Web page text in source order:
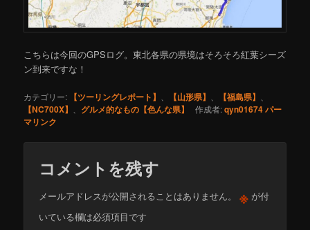
こちらは今回のGPSログ。東北各県の県境はそろそろ紅葉シーズ
ン到来ですな！
カテゴリー: 【ツーリングレポート】 【山形県】 【福島県】
【NC700X】 グルメ的なもの【色んな県】 作成者:qyn01674パー
マリンク
コメントを残す
メールアドレスが公開されることはありません。 ※ が付
いている欄は必須項目です